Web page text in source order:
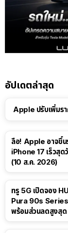
อัปเดตล่าสุด
Apple ปรับเพิ่มร
ลือ! Apple อาจขึ้น
iPhone 17 เร็วสุด
(10 ส.ค. 2026)
ทรู 5G เปิดจอง
Pura 90s
พร้อมส่วนลดสูงสุ